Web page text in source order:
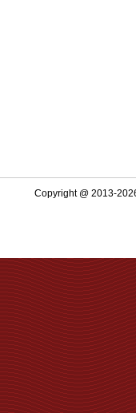
Copyright @ 2013-